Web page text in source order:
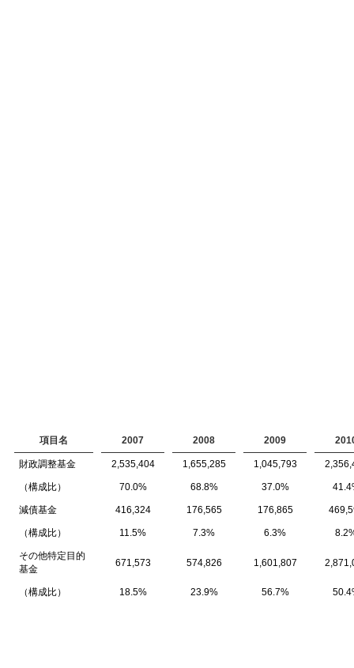
項目名 2007 2008 2009
財政調整基金 2,535,404 1,655,285 1,045,793
（構成比） 70.0% 68.8% 37.0%
減債基金 416,324 176,565 176,865
（構成比） 11.5% 7.3% 6.3%
その他特定目的
基金
671,573 574,826 1,601,807
（構成比） 18.5% 23.9% 56.7%